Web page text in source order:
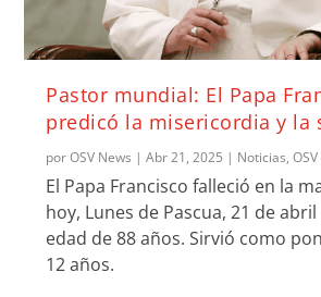
Pastor mundial: El Papa
predicó la misericordia y la
porOSV News |Abr 21, 2025 | Noticias,OSV
El Papa Francisco falleció en la
hoy, Lunes de Pascua, 21 de abril
edad de 88 años. Sirvió como
12 años.